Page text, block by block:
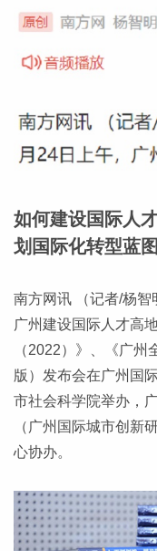
如何建设国际人
划国际化转型蓝图
南方网讯 （记者/杨智
广州建设国际人才高
（2022）》、《广
版）发布会在广州国
市社会科学院举办，
（广州国际城市创新
心协办。